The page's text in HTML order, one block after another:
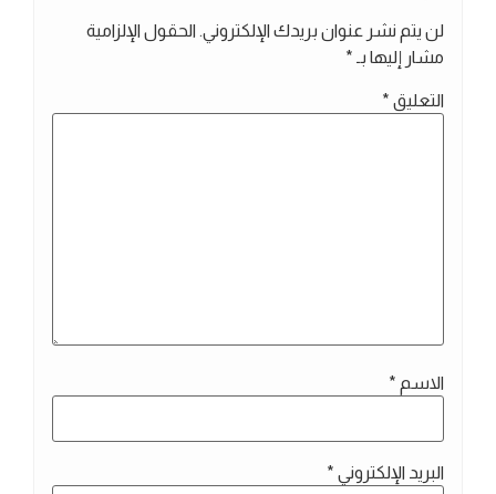
لن يتم نشر عنوان بريدك الإلكتروني. الحقول الإلزامية
مشار إليها بـ *
التعليق *
الاسم *
البريد الإلكتروني *